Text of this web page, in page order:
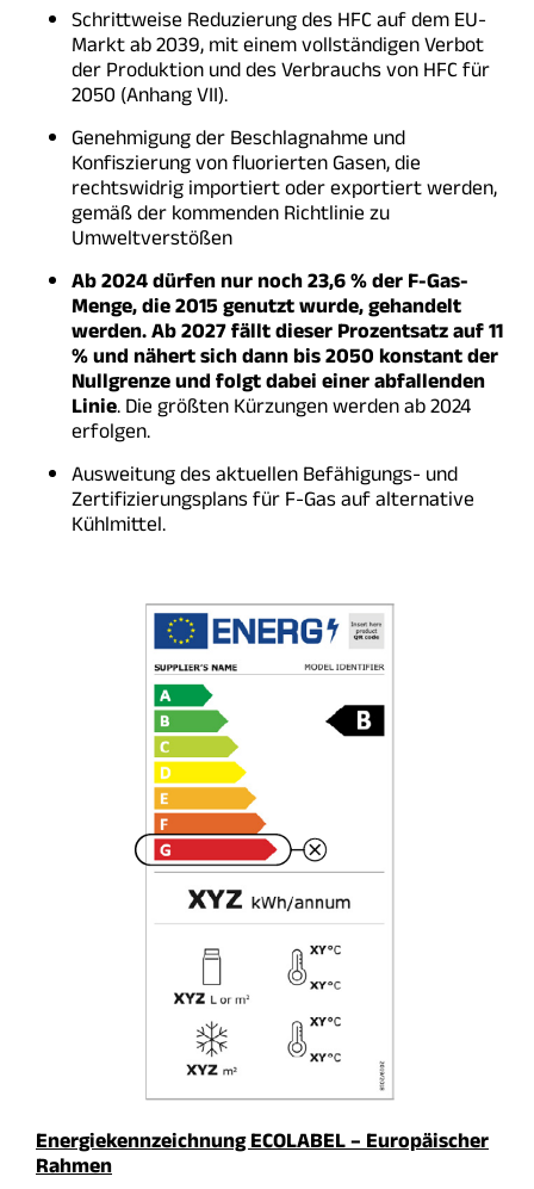
Schrittweise Reduzierung des HFC auf dem EU-
Markt ab 2039, mit einem vollständigen Verbot
der Produktion und des Verbrauchs von HFC für
2050 (Anhang VII).
Genehmigung der Beschlagnahme und
Konfiszierung von fluorierten Gasen, die
rechtswidrig importiert oder exportiert werden,
gemäß der kommenden Richtlinie zu
Umweltverstößen
Ab 2024 dürfen nur noch 23,6 % der F-Gas-
Menge, die 2015 genutzt wurde, gehandelt
werden. Ab 2027 fällt dieser Prozentsatz auf 11
% und nähert sich dann bis 2050 konstant der
Nullgrenze und folgt dabei einer abfallenden
Linie. Die größten Kürzungen werden ab 2024
erfolgen.
Ausweitung des aktuellen Befähigungs- und
Zertifizierungsplans für F-Gas auf alternative
Kühlmittel.
Energiekennzeichnung ECOLABEL – Europäischer
Rahmen